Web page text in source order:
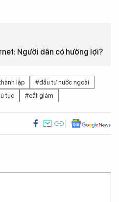
Người dân có hưởng lợi?
lập
#đầu tư nước ngoài
tục #cắt giảm